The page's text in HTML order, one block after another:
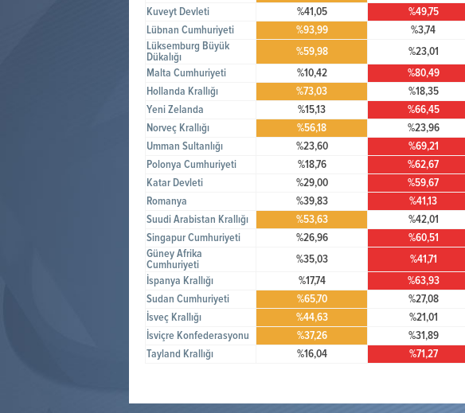
Kuveyt Devleti
%41,05 %49,75
Lübnan Cumhuriyeti
%93,99 %3,74
Lüksemburg Büyük
Dükalığı
%59,98 %23,01
Malta Cumhuriyeti
%10,42 %80,49
Hollanda Krallığı
%73,03 %18,35
Yeni Zelanda
%15,13 %66,45
Norveç Krallığı
%56,18 %23,96
Umman Sultanlığı
%23,60 %69,21
Polonya Cumhuriyeti
%18,76 %62,67
Katar Devleti
%29,00 %59,67
Romanya
%39,83 %41,13
Suudi Arabistan Krallığı
%53,63 %42,01
Singapur Cumhuriyeti
%26,96 %60,51
Güney Afrika
Cumhuriyeti
%35,03 %41,71
İspanya Krallığı
%17,74 %63,93
Sudan Cumhuriyeti
%65,70 %27,08
İsveç Krallığı
%44,63 %21,01
İsviçre Konfederasyonu
%37,26 %31,89
Tayland Krallığı
%16,04 %71,27